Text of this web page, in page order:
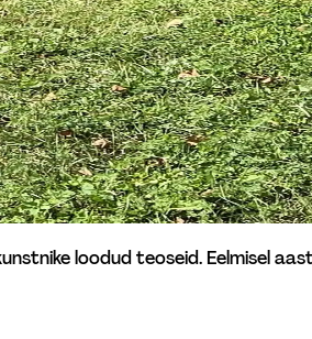
loodud teoseid. Eelmisel